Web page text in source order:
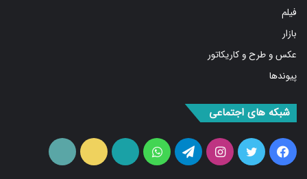
فیلم
بازار
عکس و طرح و کاریکاتور
پیوندها
شبکه های اجتماعی
فیس
توییتر اینستاگرامتلگرام واتس
آپارات ایتا